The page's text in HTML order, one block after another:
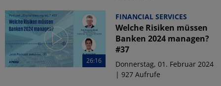
26:16
FINANCIAL SERVICES
Welche Risiken müssen
Banken 2024 managen?
#37
Donnerstag, 01. Februar 2024
| 927 Aufrufe